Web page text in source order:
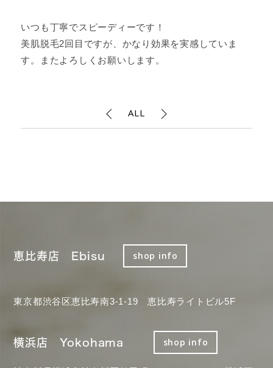
いつも丁寧でスピーディーです！
美肌脱毛2回目ですが、かなり効果を実感していま
す。またよろしくお願いします。
ALL
恵比寿店 Ebisu shop info
東京都渋谷区恵比寿南3-1-19 恵比寿ライトビル5F
横浜店 Yokohama shop info